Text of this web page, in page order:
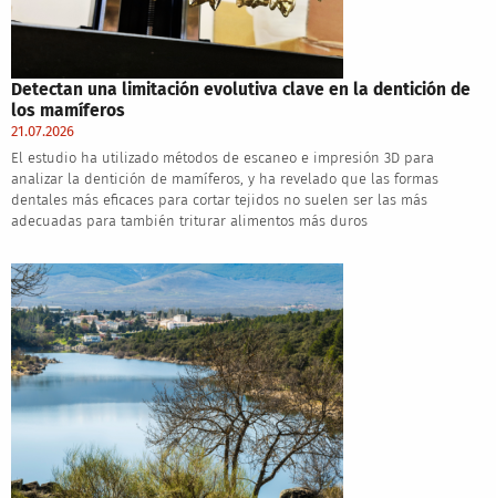
Detectan una limitación evolutiva clave en la dentición de
los mamíferos
21.07.2026
El estudio ha utilizado métodos de escaneo e impresión 3D para
analizar la dentición de mamíferos, y ha revelado que las formas
dentales más eficaces para cortar tejidos no suelen ser las más
adecuadas para también triturar alimentos más duros